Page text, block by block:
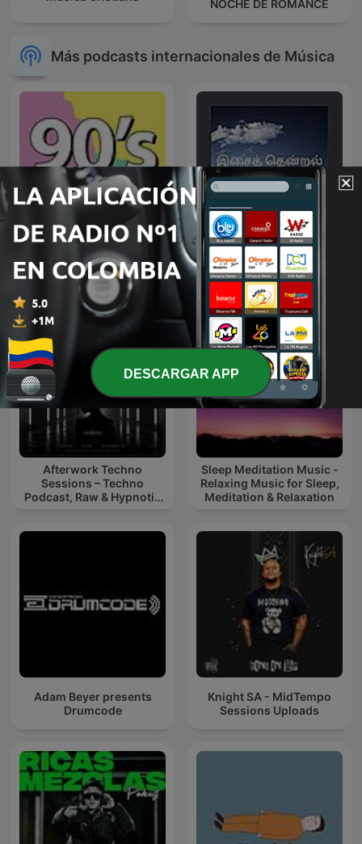
NOCHE DE ROMANCE
Más podcasts internacionales de Música
90's mix இசைத் தென்றல்
Afterwork Techno
Sessions – Techno
Podcast, Raw & Hypnotic
Sleep Meditation Music -
Relaxing Music for Sleep,
Meditation & Relaxation
Adam Beyer presents
Drumcode
Knight SA - MidTempo
Sessions Uploads
DESCARGAR APP